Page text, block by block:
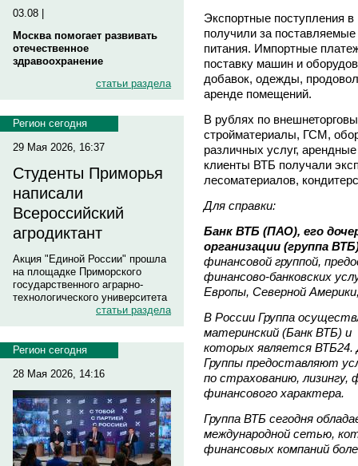
03.08 |
Москва помогает развивать
отечественное
здравоохранение
статьи раздела
Регион сегодня
29 Мая 2026, 16:37
Студенты Приморья
написали
Всероссийский
агродиктант
Акция "Единой России" прошла
на площадке Приморского
государственного аграрно-
технологического университета
статьи раздела
Регион сегодня
28 Мая 2026, 14:16
Экспортные поступления
получили за
питания. Импортные
поставку машин и
добавок, одежды,
аренде помещений.
В рублях по
стройматериалы, ГСМ,
различных услуг,
клиенты ВТБ получали
лесоматериалов,
Для справки:
Банк ВТБ (ПАО), его
организации (группа
финансовой группой,
финансово-банковских
Европы, Северной
В России Группа
материнский (Банк ВТБ) и
которых является ВТБ24.
Группы предоставляют
по страхованию, лизингу,
финансового характера.
Группа ВТБ сегодня
международной сетью,
финансовых компаний